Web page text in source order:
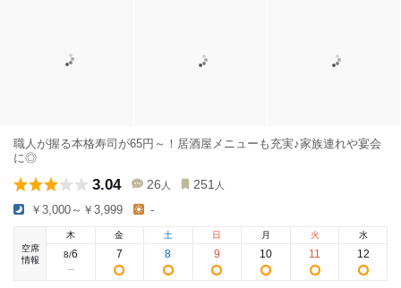
職人が握る本格寿司が65円～！居酒屋メニューも充実♪家族連れや宴会
に◎
3.04 26 人 251 人
￥3,000～￥3,999 -
空席
情報
木
8/6
金
7
土
8
日
9
月
10
火
11
水
12